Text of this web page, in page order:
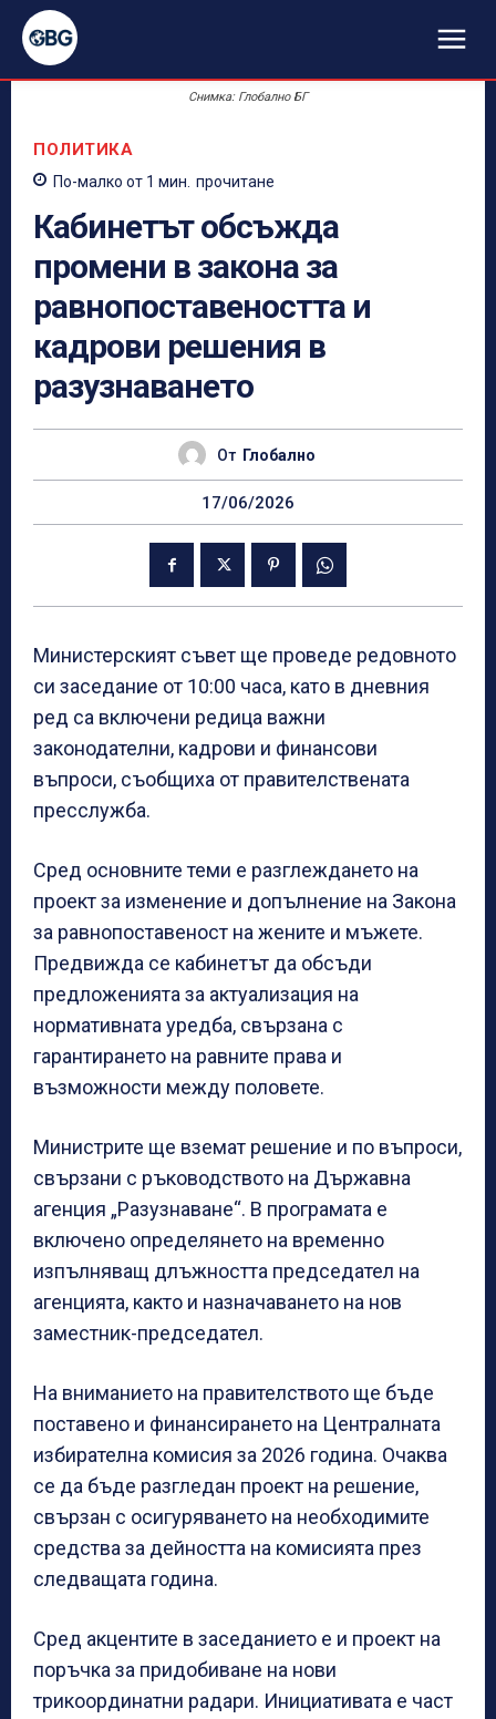
Снимка: Глобално БГ
ПОЛИТИКА
По-малко от 1 мин. прочитане
Кабинетът обсъжда
промени в закона за
равнопоставеността и
кадрови решения в
разузнаването
От Глобално
17/06/2026
Министерският съвет ще проведе редовното
си заседание от 10:00 часа, като в дневния
ред са включени редица важни
законодателни, кадрови и финансови
въпроси, съобщиха от правителствената
пресслужба.
Сред основните теми е разглеждането на
проект за изменение и допълнение на Закона
за равнопоставеност на жените и мъжете.
Предвижда се кабинетът да обсъди
предложенията за актуализация на
нормативната уредба, свързана с
гарантирането на равните права и
възможности между половете.
Министрите ще вземат решение и по въпроси,
свързани с ръководството на Държавна
агенция „Разузнаване“. В програмата е
включено определянето на временно
изпълняващ длъжността председател на
агенцията, както и назначаването на нов
заместник-председател.
На вниманието на правителството ще бъде
поставено и финансирането на Централната
избирателна комисия за 2026 година. Очаква
се да бъде разгледан проект на решение,
свързан с осигуряването на необходимите
средства за дейността на комисията през
следващата година.
Сред акцентите в заседанието е и проект на
поръчка за придобиване на нови
трикоординатни радари. Инициативата е част